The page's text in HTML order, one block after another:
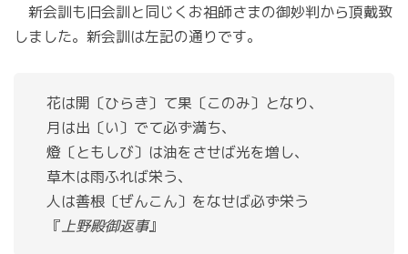
新会訓も旧会訓と同じくお祖師さまの御妙判から頂戴致
しました。新会訓は左記の通りです。
花は開〔ひらき〕て果〔このみ〕となり、
月は出〔い〕でて必ず満ち、
燈〔ともしび〕は油をさせば光を増し、
草木は雨ふれば栄う、
人は善根〔ぜんこん〕をなせば必ず栄う
『上野殿御返事』